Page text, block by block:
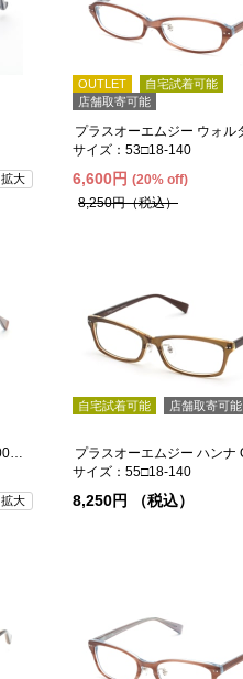
拡大
OUTLET
自宅試着可能
店舗取寄可能
サイズ：53□18-140
6,600円 (20% off)
8,250円（税込）
拡大
自宅試着可能 店舗取寄可能
サイズ：55□18-140
8,250円 （税込）